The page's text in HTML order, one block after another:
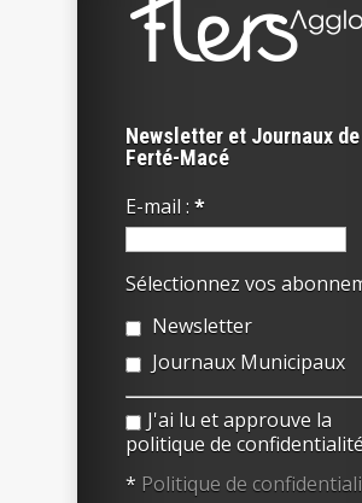
Newsletter et Journaux de
Ferté-Macé
E-mail : *
Sélectionnez vos
Newsletter
Journaux Municipaux
J'ai lu et approuve la
politique de
* Politique de